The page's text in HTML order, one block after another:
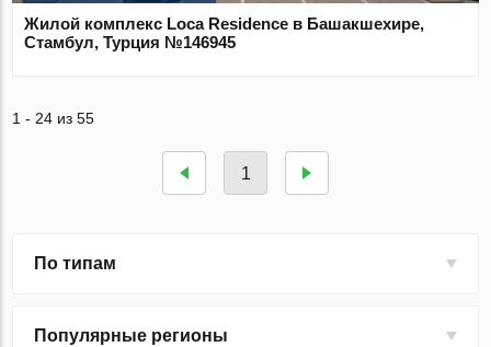
Жилой комплекс Loca Residence в Башакшехире,
Стамбул, Турция №146945
1 - 24 из 55
1
По типам
Популярные регионы